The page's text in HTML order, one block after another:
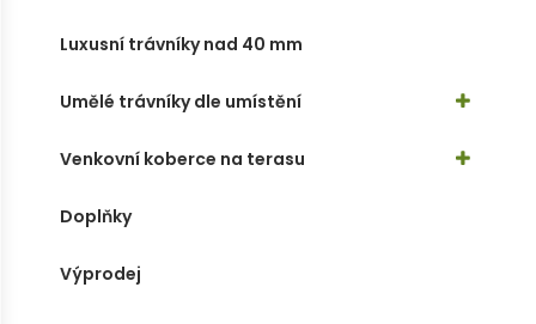
Luxusní trávníky nad 40 mm
Umělé trávníky dle umístění
Venkovní koberce na terasu
Doplňky
Výprodej